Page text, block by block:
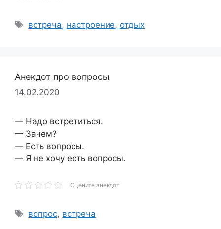
Метки
встреча, настроение, отдых
Анекдот про вопросы
14.02.2020
— Надо встретиться.
— Зачем?
— Есть вопросы.
— Я не хочу есть вопросы.
Оцените анекдот
Метки
вопрос, встреча